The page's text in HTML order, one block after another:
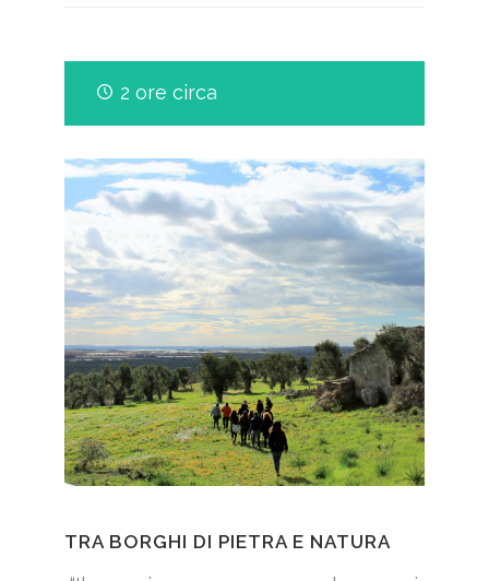
2 ore circa
TRA BORGHI DI PIETRA E NATURA